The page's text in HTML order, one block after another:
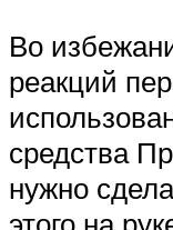
Во
реакций
средства
нужно
этого на